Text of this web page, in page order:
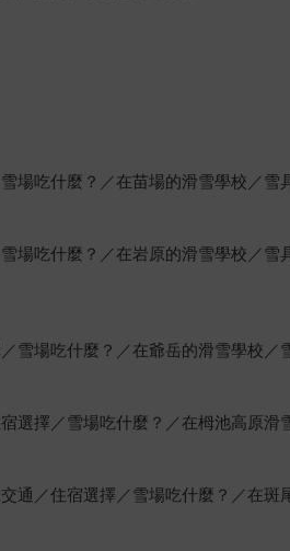
場吃什麼？／在苗場的滑雪學校／雪
場吃什麼？／在岩原的滑雪學校／雪
雪場吃什麼？／在爺岳的滑雪學校
選擇／雪場吃什麼？／在栂池高原
通／住宿選擇／雪場吃什麼？／在